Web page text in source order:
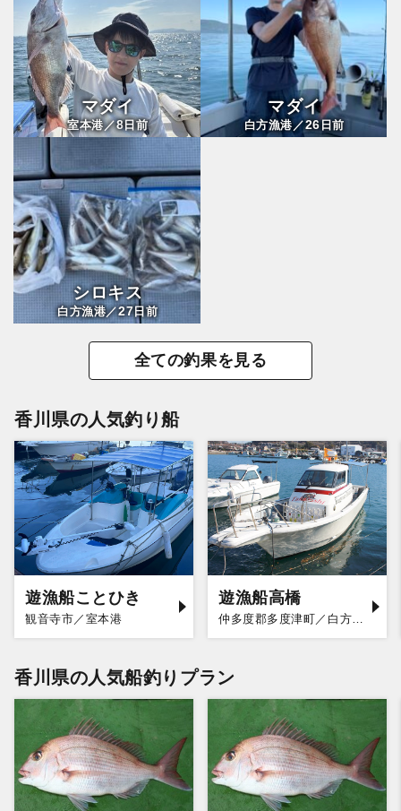
マダイ
室本港／8日前
マダイ
白方漁港／26日前
シロキス
白方漁港／27日前
全ての釣果を見る
香川県の人気釣り船
遊漁船ことひき
観音寺市／室本港
遊漁船高橋
仲多度郡多度津町／白方漁港
香川県の人気船釣りプラン